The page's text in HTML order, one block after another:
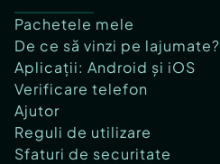
Pachetele mele
De ce să vinzi pe lajumate?
Aplicații: Android și iOS
Verificare telefon
Ajutor
Reguli de utilizare
Sfaturi de securitate